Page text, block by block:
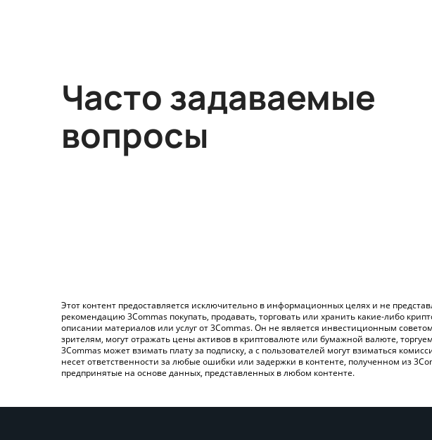
Часто задаваемые
вопросы
Этот контент предоставляется исключительно в информационных целях и не
рекомендацию 3Commas покупать, продавать, торговать или хранить какие-либо
описании материалов или услуг от 3Commas. Он не является инвестиционным
зрителям, могут отражать цены активов в криптовалюте или бумажной валюте,
3Commas может взимать плату за подписку, а с пользователей могут взиматься
несет ответственности за любые ошибки или задержки в контенте, полученном из
предпринятые на основе данных, представленных в любом контенте.